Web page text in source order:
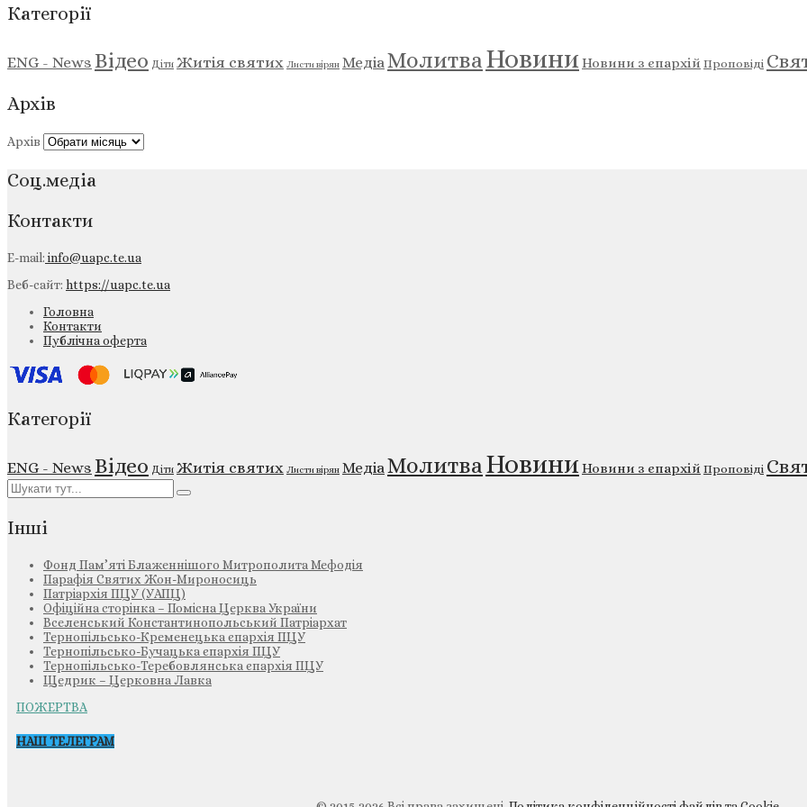
Категорії
ENG - News Відео Діти Житія святих Листи вірян МедіаМолитваНовини Новини з єпархій Проповіді
Архів
Архів
Соц.медіа
Контакти
E-mail:info@uapc.te.ua
Веб-сайт: https://uapc.te.ua
Головна
Контакти
Публічна оферта
Категорії
ENG - News Відео Діти Житія святих Листи вірян МедіаМолитваНовиниНовини з єпархій Проповіді
Інші
Фонд Пам’яті Блаженнішого Митрополита Мефодія
Парафія Святих Жон-Мироносиць
Патріархія ПЦУ (УАПЦ)
Офіційна сторінка – Помісна Церква України
Вселенський Константинопольський Патріархат
Тернопільсько-Кременецька єпархія ПЦУ
Тернопільсько-Бучацька єпархія ПЦУ
Тернопільсько-Теребовлянська єпархія ПЦУ
Щедрик – Церковна Лавка
ПОЖЕРТВА
НАШ ТЕЛЕГРАМ